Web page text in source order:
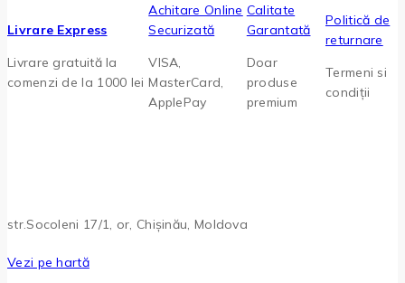
Livrare Express
Livrare gratuită la
comenzi de la 1000 lei
Achitare Online
Securizată
VISA,
MasterCard,
ApplePay
Calitate
Garantată
Doar
produse
premium
Politică de
returnare
Termeni si
condiții
str.Socoleni 17/1, or, Chișinău, Moldova
Vezi pe hartă